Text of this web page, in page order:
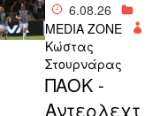
6.08.26
MEDIA ZONE
Κώστας
Στουρνάρας
ΠΑΟΚ -
Αντερλεχτ